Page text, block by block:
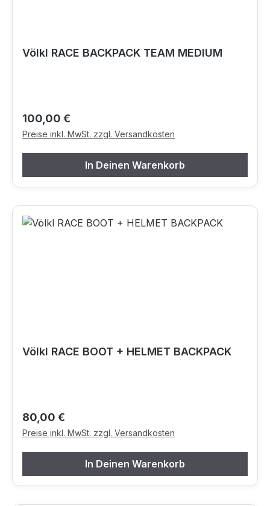
Völkl RACE BACKPACK TEAM MEDIUM
Regulärer Preis:
100,00 €
Preise inkl. MwSt. zzgl. Versandkosten
In Deinen Warenkorb
Völkl RACE BOOT + HELMET BACKPACK
Regulärer Preis:
80,00 €
Preise inkl. MwSt. zzgl. Versandkosten
In Deinen Warenkorb